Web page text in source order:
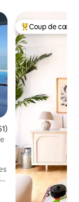
moyenne sur la
Coups de cœur
Coup de cœur